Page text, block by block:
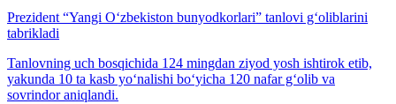
Prezident “Yangi O‘zbekiston bunyodkorlari” tanlovi g‘oliblarini
tabrikladi
Tanlovning uch bosqichida 124 mingdan ziyod yosh ishtirok etib,
yakunda 10 ta kasb yo‘nalishi bo‘yicha 120 nafar g‘olib va
sovrindor aniqlandi.